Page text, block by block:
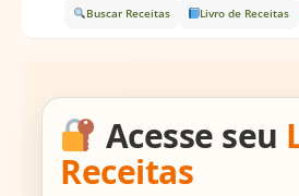
Buscar Receitas Livro de Receitas
Acesse seu
Receitas